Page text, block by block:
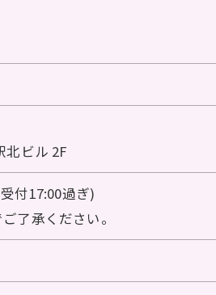
北ビル 2F
付17:00過ぎ)
了承ください。